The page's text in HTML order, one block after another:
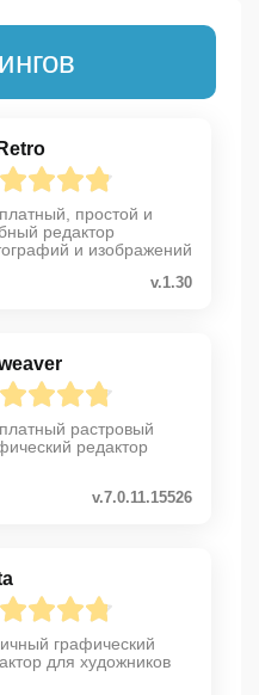
простой и
редактор
и изображений
v.1.30
растровый
редактор
v.7.0.11.15526
графический
для художников